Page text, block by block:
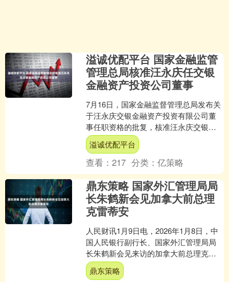
溢诚优配平台 国家金融监管
管理总局核准汪永庆任交银
金融资产投资公司董事
7月16日，国家金融监督管理总局发布关
于汪永庆交银金融资产投资有限公司董
事任职资格的批复，核准汪永庆交银金
融资产投资有限公司董事的任职资
格。....
溢诚优配平台
查看：217 分类：亿策略
鼎东策略 国家外汇管理局局
长朱鹤新会见加拿大前总理
克雷蒂安
人民财讯1月9日电，2026年1月8日，中
国人民银行副行长、国家外汇管理局局
长朱鹤新会见来访的加拿大前总理克雷
蒂安（Jean Chretien）一行。双方就当
前....
鼎东策略